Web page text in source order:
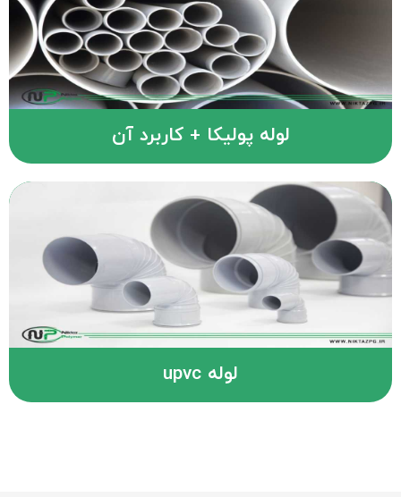
لوله پولیکا + کاربرد آن
لوله upvc